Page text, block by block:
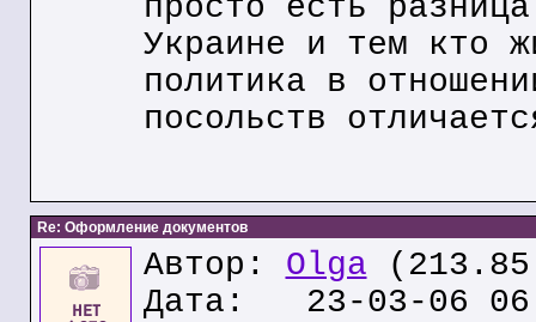
просто есть
Украине и тем кто
политика в
посольств
Re: Оформление документов
Автор: Olga
Дата: 23-03-06